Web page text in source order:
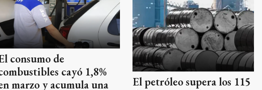
consumo de
cayó 1,8%
marzo y acumula una
El petróleo supera los 115